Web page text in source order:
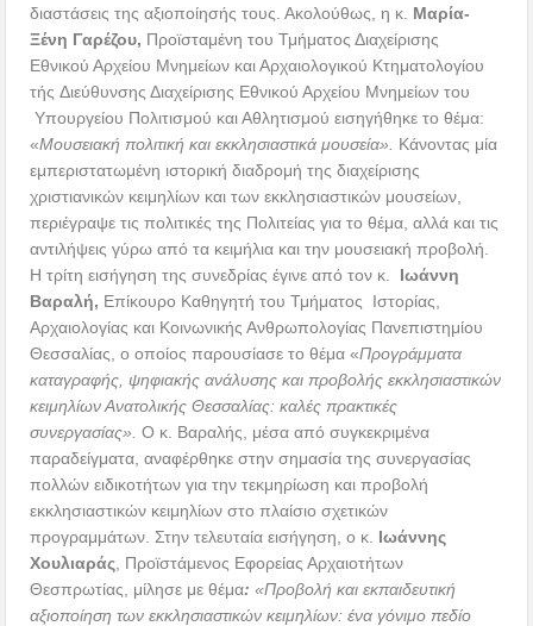
διαστάσεις της αξιοποίησής τους. Ακολούθως, η κ. Μαρία-
Ξένη Γαρέζου, Προϊσταμένη του Τμήματος Διαχείρισης
Εθνικού Αρχείου Μνημείων και Αρχαιολογικού Κτηματολογίου
τής Διεύθυνσης Διαχείρισης Εθνικού Αρχείου Μνημείων του
Υπουργείου Πολιτισμού και Αθλητισμού εισηγήθηκε το θέμα:
«Μουσειακή πολιτική και εκκλησιαστικά μουσεία». Κάνοντας μία
εμπεριστατωμένη ιστορική διαδρομή της διαχείρισης
χριστιανικών κειμηλίων και των εκκλησιαστικών μουσείων,
περιέγραψε τις πολιτικές της Πολιτείας για το θέμα, αλλά και τις
αντιλήψεις γύρω από τα κειμήλια και την μουσειακή προβολή.
Η τρίτη εισήγηση της συνεδρίας έγινε από τον κ. Ιωάννη
Βαραλή, Επίκουρο Καθηγητή του Τμήματος Ιστορίας,
Αρχαιολογίας και Κοινωνικής Ανθρωπολογίας Πανεπιστημίου
Θεσσαλίας, ο οποίος παρουσίασε το θέμα «Προγράμματα
καταγραφής, ψηφιακής ανάλυσης και προβολής εκκλησιαστικών
κειμηλίων Ανατολικής Θεσσαλίας: καλές πρακτικές
συνεργασίας».Ο κ. Βαραλής, μέσα από συγκεκριμένα
παραδείγματα, αναφέρθηκε στην σημασία της συνεργασίας
πολλών ειδικοτήτων για την τεκμηρίωση και προβολή
εκκλησιαστικών κειμηλίων στο πλαίσιο σχετικών
προγραμμάτων. Στην τελευταία εισήγηση, ο κ. Ιωάννης
Χουλιαράς , Προϊστάμενος Εφορείας Αρχαιοτήτων
Θεσπρωτίας, μίλησε με θέμα:«Προβολή και εκπαιδευτική
αξιοποίηση των εκκλησιαστικών κειμηλίων: ένα γόνιμο πεδίο